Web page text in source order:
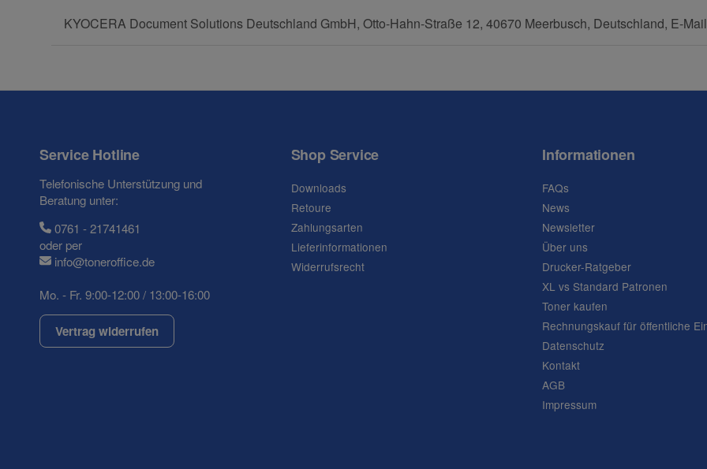
KYOCERA Document Solutions Deutschland GmbH, Otto-Hahn-Straße 12, 40670 Meerbusch, Deutschland, E-
Service Hotline
Telefonische Unterstützung und
Beratung unter:
0761 - 21741461
oder per
info@toneroffice.de
Mo. - Fr. 9:00-12:00 / 13:00-16:00
Vertrag widerrufen
Shop Service
Downloads
Retoure
Zahlungsarten
Lieferinformationen
Widerrufsrecht
Informationen
FAQs
News
Newsletter
Über uns
Drucker-Ratgeber
XL vs Standard Patronen
Toner kaufen
Rechnungskauf für öffentliche
Datenschutz
Kontakt
AGB
Impressum